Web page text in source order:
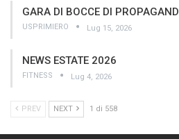
GARA DI BOCCE DI
USPRIMIERO Lug 15, 2026
NEWS ESTATE 2026
FITNESS Lug 4, 2026
PREV NEXT 1 di 558